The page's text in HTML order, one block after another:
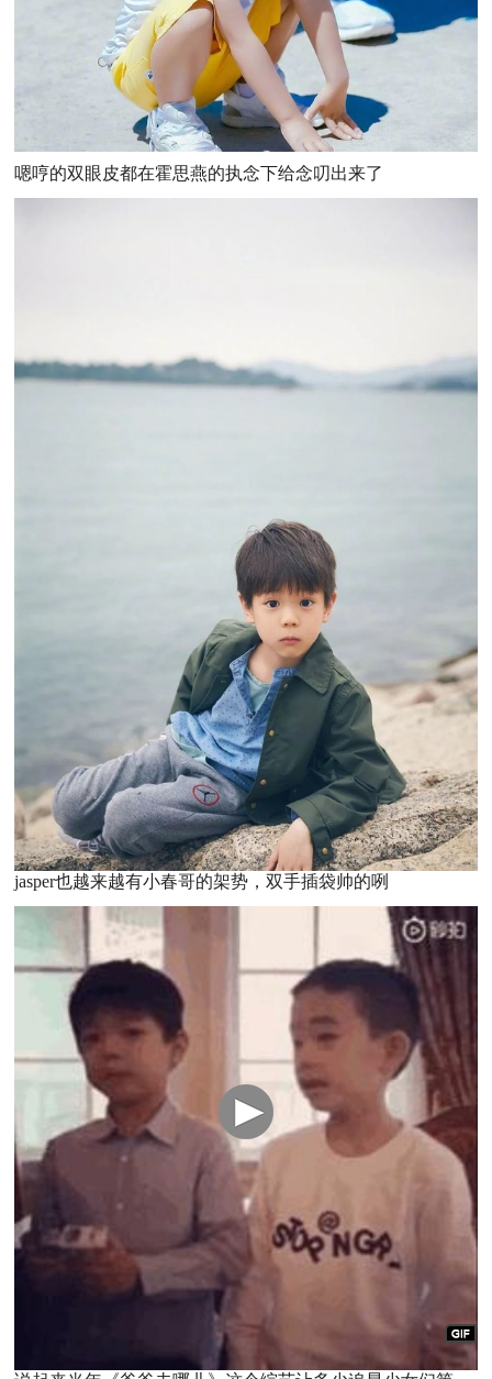
嗯哼的双眼皮都在霍思燕的执念下给念叨出来了
jasper也越来越有小春哥的架势，双手插袋帅的咧